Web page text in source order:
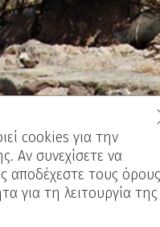
cookies για την
Αν συνεχίσετε να
αποδέχεστε τους όρους
για τη λειτουργία της